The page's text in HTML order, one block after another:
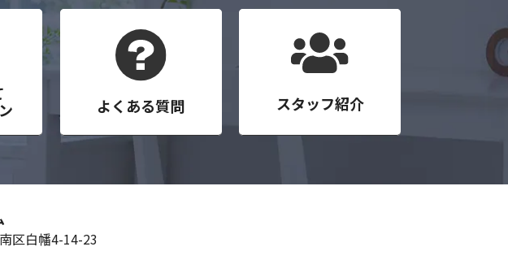
よくある質問 スタッフ紹介
区白幡4-14-23